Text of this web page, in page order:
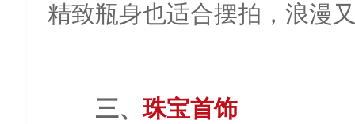
精致瓶身也适合摆拍，浪漫
三、珠宝首饰